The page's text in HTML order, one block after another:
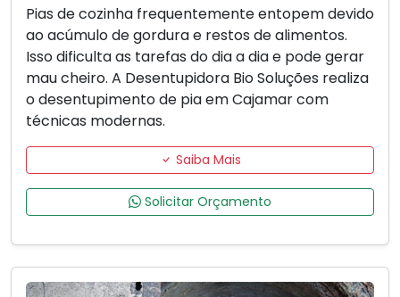
Pias de cozinha frequentemente entopem devido
ao acúmulo de gordura e restos de alimentos.
Isso dificulta as tarefas do dia a dia e pode gerar
mau cheiro. A Desentupidora Bio Soluções realiza
o desentupimento de pia em Cajamar com
técnicas modernas.
Saiba Mais
Solicitar Orçamento